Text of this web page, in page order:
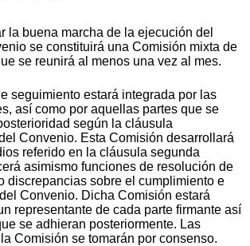
la buena marcha de la ejecución del
se constituirá una Comisión mixta de
se reunirá al menos una vez al mes.
seguimiento estará integrada por las
así como por aquellas partes que se
según la cláusula
Convenio. Esta Comisión desarrollará
referido en la cláusula segunda
asimismo funciones de resolución de
discrepancias sobre el cumplimiento e
Convenio. Dicha Comisión estará
representante de cada parte firmante así
se adhieran posteriormente. Las
Comisión se tomarán por consenso.